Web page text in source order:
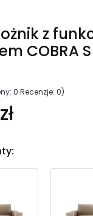
z
COBRA
0 Recenzje: 0)